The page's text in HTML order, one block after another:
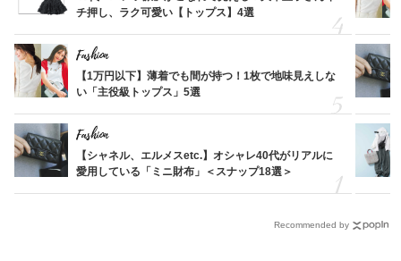
チ押し、ラク可愛い【トップス】4選
Fashion
【1万円以下】薄着でも間が持つ！1枚で地味見えしな
い「主役級トップス」5選
Fashion
【シャネル、エルメスetc.】オシャレ40代がリアルに
愛用している「ミニ財布」＜スナップ18選＞
Recommended by